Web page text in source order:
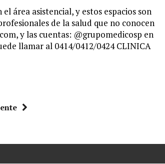
área asistencial, y estos espacios son
de la salud que no conocen
y las cuentas: @grupomedicosp en
llamar al 0414/0412/0424 CLINICA